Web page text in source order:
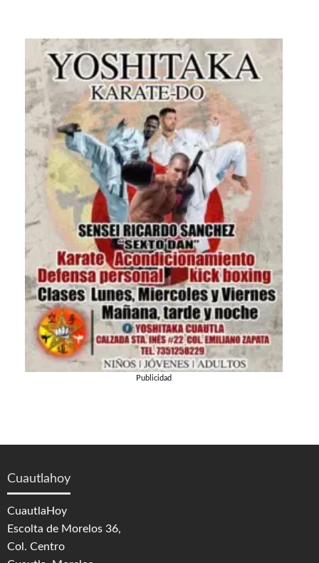
Publicidad
Cuautlahoy
CuautlaHoy
Escolta de Morelos 36,
Col. Centro